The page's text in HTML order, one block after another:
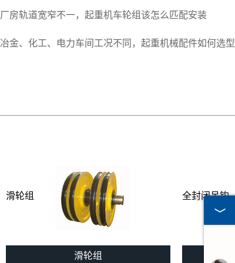
厂房轨道宽窄不一，起重机车轮组该怎么匹配安装
冶金、化工、电力车间工况不同，起重机械配件如何选型
滑轮组
滑轮组
全封闭吊钩